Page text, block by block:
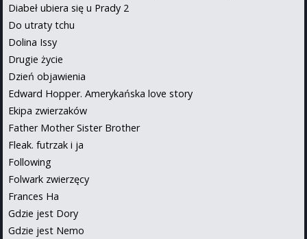
Diabeł ubiera się u Prady 2
Do utraty tchu
Dolina Issy
Drugie życie
Dzień objawienia
Edward Hopper. Amerykańska love story
Ekipa zwierzaków
Father Mother Sister Brother
Fleak. futrzak i ja
Following
Folwark zwierzęcy
Frances Ha
Gdzie jest Dory
Gdzie jest Nemo